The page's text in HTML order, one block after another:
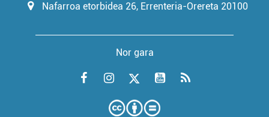
Nafarroa etorbidea 26, Errenteria-Orereta 20100
Nor gara